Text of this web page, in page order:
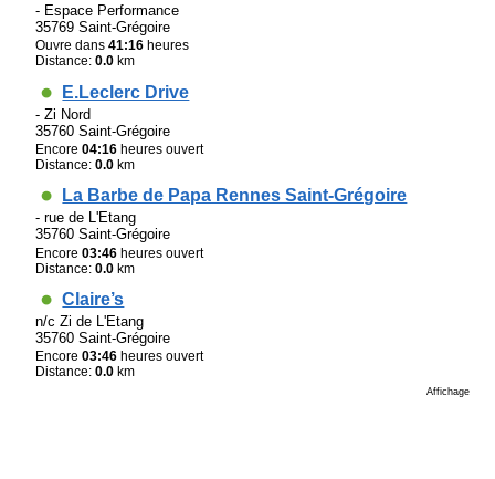
- Espace Performance
35769 Saint-Grégoire
Ouvre dans41:16 heures
Distance:0.0 km
E.Leclerc Drive
- Zi Nord
35760 Saint-Grégoire
Encore04:16 heures ouvert
Distance:0.0 km
La Barbe de Papa Rennes Saint-Grégoire
- rue de L'Etang
35760 Saint-Grégoire
Encore03:46 heures ouvert
Distance:0.0 km
Claire’s
n/c Zi de L'Etang
35760 Saint-Grégoire
Encore03:46 heures ouvert
Distance:0.0 km
Affichage